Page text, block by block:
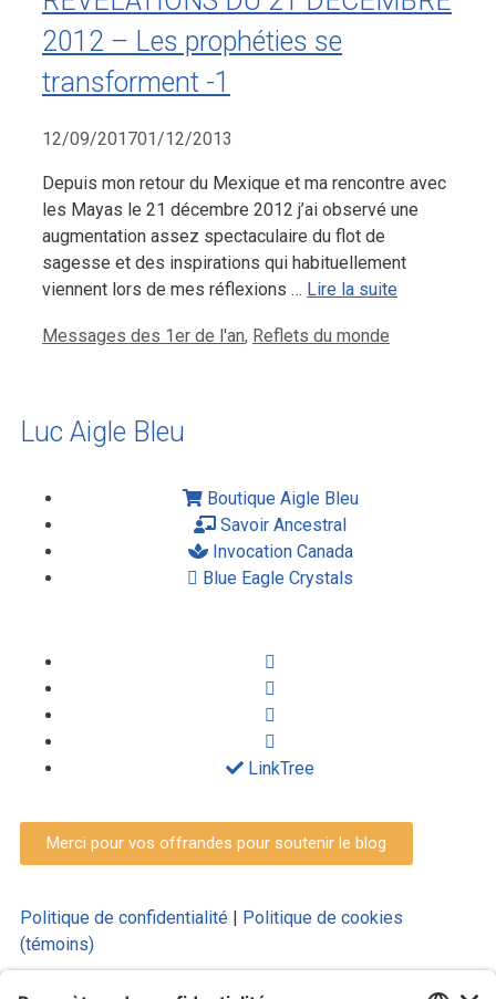
2012 – Les prophéties se
transforment -1
12/09/201701/12/2013
Depuis mon retour du Mexique et ma rencontre avec
les Mayas le 21 décembre 2012 j’ai observé une
augmentation assez spectaculaire du flot de
sagesse et des inspirations qui habituellement
viennent lors de mes réflexions … Lire la suite
Messages des 1er de l'an, Reflets du monde
Luc Aigle Bleu
Boutique Aigle Bleu
Savoir Ancestral
Invocation Canada
Blue Eagle Crystals
LinkTree
Merci pour vos offrandes pour soutenir le blog
Politique de confidentialité | Politique de cookies
(témoins)